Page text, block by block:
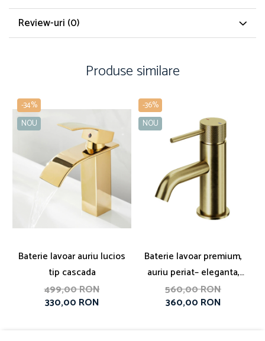
Review-uri (0)
Produse similare
-34%
NOU
Baterie lavoar auriu lucios
tip cascada
499,00 RON
330,00 RON
-36%
NOU
Baterie lavoar premium,
auriu periat– eleganta,
functionalitate si
durabilitate intr-un design
560,00 RON
360,00 RON